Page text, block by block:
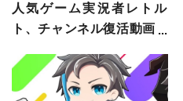
人気ゲーム実況者レトル
ト、チャンネル復活動画を
る。「今後はもっと気を付
けたい。」